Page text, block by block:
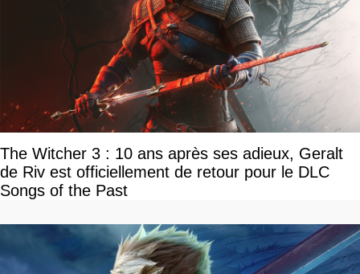
The Witcher 3 : 10 ans après ses adieux, Geralt
de Riv est officiellement de retour pour le DLC
Songs of the Past